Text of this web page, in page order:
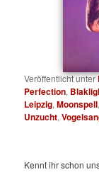
Veröffentlicht unter
Perfection,
Leipzig,Moonspell,
Unzucht,
Kennt ihr schon